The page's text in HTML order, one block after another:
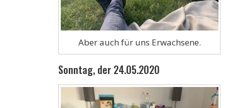
Aber auch für uns Erwachsene.
Sonntag, der 24.05.2020